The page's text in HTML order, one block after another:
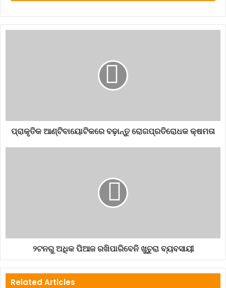
ଦ୍ୱାରା ଚୁଟି ଝଡ଼ିବା କମିଥାଏ ଓ ତ୍ୱଚା ମଧ୍ୟ ସତେଜ ରହିଥାଏ l ହେଙ୍ଗୁ
ମଧୁମେହ ପାଇଁ ମଧ୍ୟ ହିତକର l ମଧୁମେହ ରୋଗୀମାନେ ହେଙ୍ଗୁକୁ ନିଜ
cold
hing indianmasala masala
ପ୍ରାକୃତିକ ଆଣ୍ଟିବାୟୋଟିକରେ ବଢ଼ାନ୍ତୁ ରୋଗପ୍ରତିରୋଧକ କ୍ଷମତା
୨ଟନରୁ ଅଧିକ ପିଆଜ ରଖିପାରିବେନି ଖୁଚୁରା ବ୍ୟବସାୟୀ
Related Articles